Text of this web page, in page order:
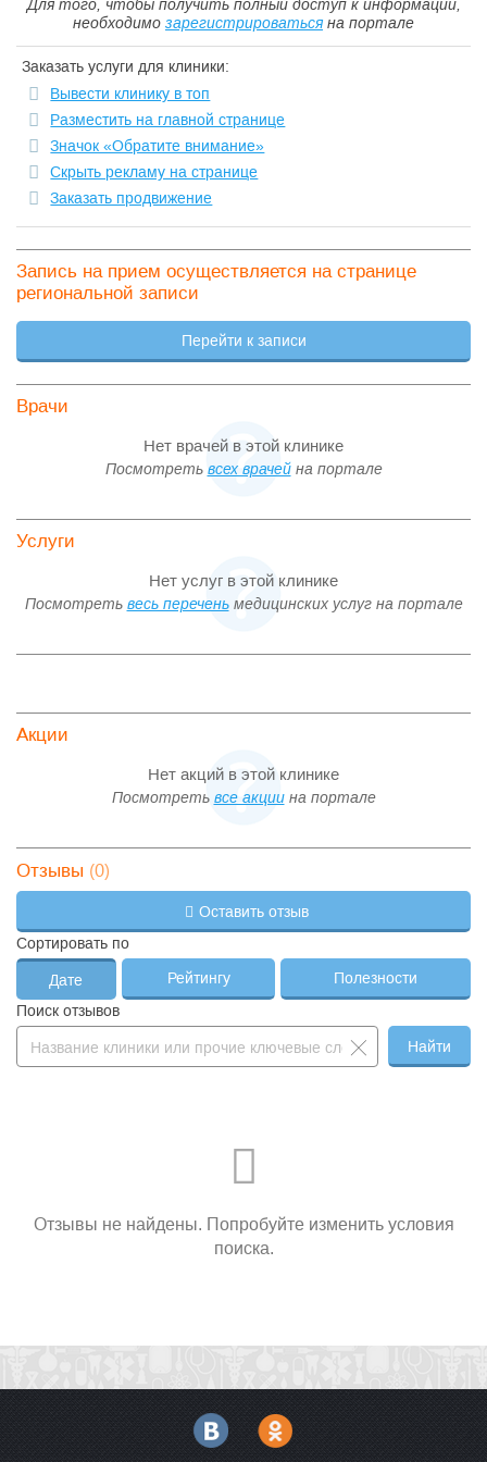
Губернатора Новгородской области, Правительства
Новгородской области, Департамента здравоохранения
муниципального района.
Для того, чтобы получить полный доступ к информации,
необходимо зарегистрироватьсяна портале
Заказать услуги для клиники:
Вывести клинику в топ
Разместить на главной странице
Значок «Обратите внимание»
Скрыть рекламу на странице
Заказать продвижение
Запись на прием осуществляется на странице
региональной записи
Перейти к записи
Врачи
Нет врачей в этой клинике
Посмотреть всех врачейна портале
Услуги
Нет услуг в этой клинике
Посмотреть весь переченьмедицинских услуг на портале
Акции
Нет акций в этой клинике
Посмотреть все акциина портале
Отзывы (0)
Оставить отзыв
Сортировать по
Дате Рейтингу
Полезности
Поиск отзывов
Найти
Отзывы не найдены. Попробуйте изменить условия
поиска.